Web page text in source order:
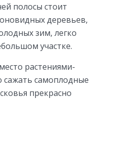
полосы стоит
деревьев,
зим, легко
участке.
растениями-
самоплодные
прекрасно